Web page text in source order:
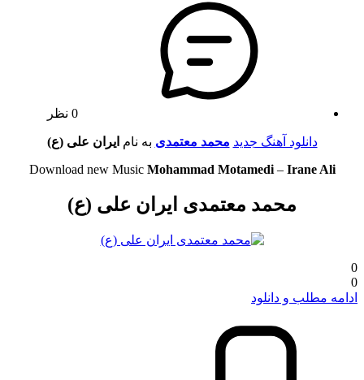
دانلود آهنگ جدید محمد معتمدی به نام ایران علی (ع)
Download new Music Mohammad Motamedi– Irane Ali
محمد معتمدی ایران علی (ع)
0
0
ادامه مطلب و دانلود